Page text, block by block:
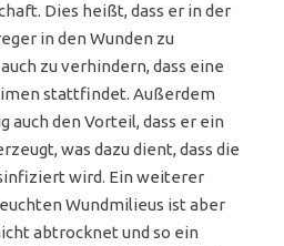
Dies heißt, dass er in der
in den Wunden zu
zu verhindern, dass eine
stattfindet. Außerdem
auch den Vorteil, dass er ein
was dazu dient, dass die
wird. Ein weiterer
Wundmilieus ist aber
abtrocknet und so ein